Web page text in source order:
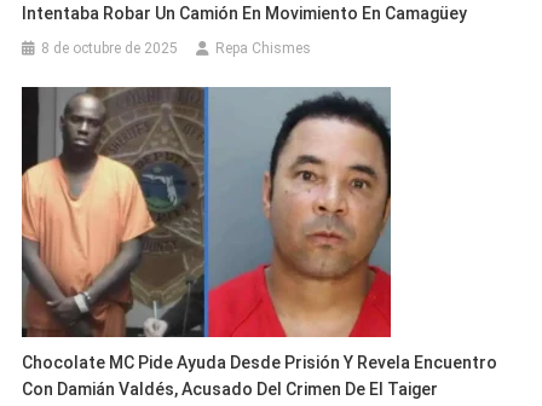
Intentaba Robar Un Camión En Movimiento En Camagüey
8 de octubre de 2025 Repa Chismes
Chocolate MC Pide Ayuda Desde Prisión Y Revela Encuentro
Con Damián Valdés, Acusado Del Crimen De El Taiger